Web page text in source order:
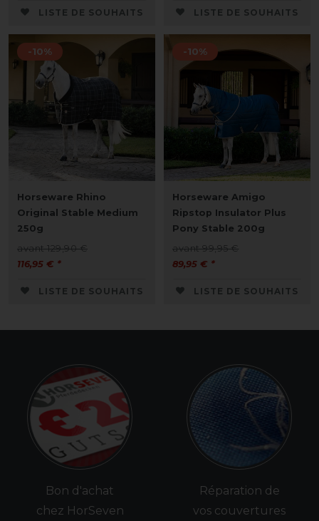
LISTE DE SOUHAITS LISTE DE SOUHAITS
-10%
Horseware Rhino
Original Stable Medium
250g
avant 129,90 €
116,95 € *
LISTE DE SOUHAITS
-10%
Horseware Amigo
Ripstop Insulator Plus
Pony Stable 200g
avant 99,95 €
89,95 € *
LISTE DE SOUHAITS
Bon d'achat
chez HorSeven
Réparation de
vos couvertures